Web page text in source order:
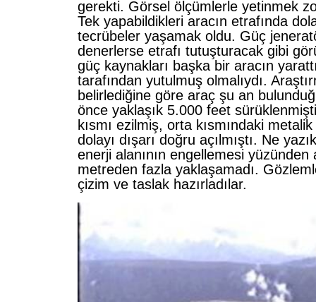
gerekti. Görsel ölçümlerle yetinmek
Tek yapabildikleri aracın etrafında
tecrübeler yaşamak oldu. Güç
denerlerse etrafı tutuşturacak gibi
güç kaynakları başka bir aracın
tarafından yutulmuş olmalıydı.
belirlediğine göre araç şu an
önce yaklaşık 5.000 feet
kısmı ezilmiş, orta kısmındaki
dolayı dışarı doğru açılmıştı. Ne
enerji alanının engellemesi yüzünden
metreden fazla yaklaşamadı.
çizim ve taslak hazırladılar.